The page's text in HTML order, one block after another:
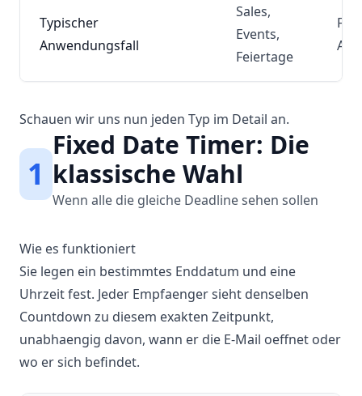
Typischer
Anwendungsfall
Sales,
Events,
Feiertage
Schauen wir uns nun jeden Typ im Detail an.
1
Fixed Date Timer: Die
klassische Wahl
Wenn alle die gleiche Deadline sehen sollen
Wie es funktioniert
Sie legen ein bestimmtes Enddatum und eine
Uhrzeit fest. Jeder Empfaenger sieht denselben
Countdown zu diesem exakten Zeitpunkt,
unabhaengig davon, wann er die E-Mail oeffnet oder
wo er sich befindet.